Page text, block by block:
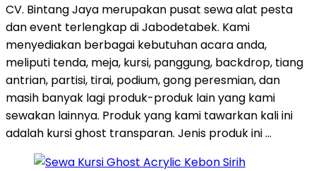
CV. Bintang Jaya merupakan pusat sewa alat pesta
dan event terlengkap di Jabodetabek. Kami
menyediakan berbagai kebutuhan acara anda,
meliputi tenda, meja, kursi, panggung, backdrop, tiang
antrian, partisi, tirai, podium, gong peresmian, dan
masih banyak lagi produk-produk lain yang kami
sewakan lainnya. Produk yang kami tawarkan kali ini
adalah kursi ghost transparan. Jenis produk ini …